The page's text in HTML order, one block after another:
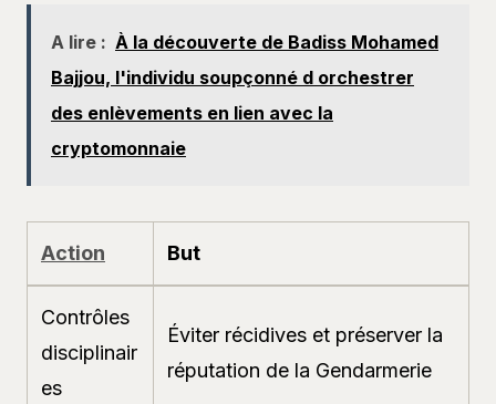
A lire : À la découverte de Badiss Mohamed
Bajjou, l'individu soupçonné d orchestrer
des enlèvements en lien avec la
cryptomonnaie
Action But
Contrôles
disciplinair
es
Éviter récidives et préserver la
réputation de la Gendarmerie